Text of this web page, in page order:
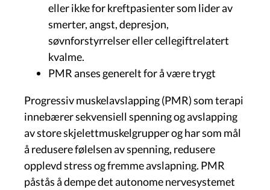
eller ikke for kreftpasienter som lider av
smerter, angst, depresjon,
søvnforstyrrelser eller cellegiftrelatert
kvalme.
PMR anses generelt for å være trygt
Progressiv muskelavslapping (PMR) som terapi
innebærer sekvensiell spenning og avslapping
av store skjelettmuskelgrupper og har som mål
å redusere følelsen av spenning, redusere
opplevd stress og fremme avslapning. PMR
påstås å dempe det autonome nervesystemet